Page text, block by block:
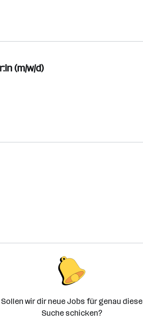
(m/w/d)
Sollen wir dir neue Jobs für genau diese
Suche schicken?